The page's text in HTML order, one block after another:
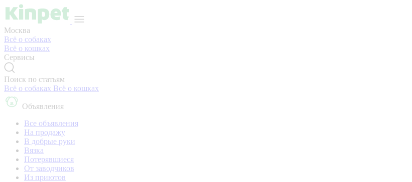
Москва
Всё о собаках
Всё о кошках
Сервисы
Поиск по статьям
Всё о собаках Всё о кошках
Объявления
Все объявления
На продажу
В добрые руки
Вязка
Потерявшиеся
От заводчиков
Из приютов